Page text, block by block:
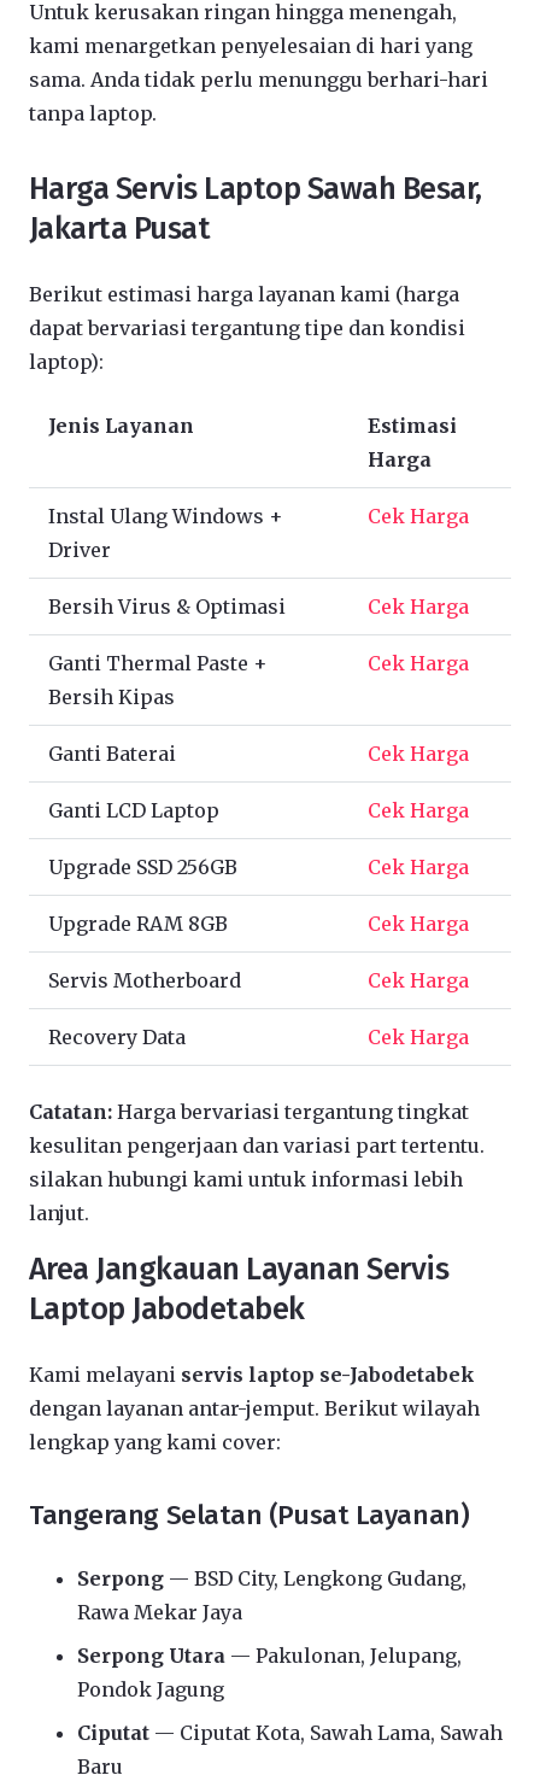
Untuk kerusakan ringan hingga menengah,
kami menargetkan penyelesaian di hari yang
sama. Anda tidak perlu menunggu berhari-hari
tanpa laptop.
Harga Servis Laptop Sawah Besar,
Jakarta Pusat
Berikut estimasi harga layanan kami (harga
dapat bervariasi tergantung tipe dan kondisi
laptop):
Jenis Layanan
Estimasi
Harga
Instal Ulang Windows +
Driver
Cek Harga
Bersih Virus & Optimasi Cek Harga
Ganti Thermal Paste +
Bersih Kipas
Cek Harga
Ganti Baterai Cek Harga
Ganti LCD Laptop Cek Harga
Upgrade SSD 256GB Cek Harga
Upgrade RAM 8GB Cek Harga
Servis Motherboard Cek Harga
Recovery Data Cek Harga
Catatan: Harga bervariasi tergantung tingkat
kesulitan pengerjaan dan variasi part tertentu.
silakan hubungi kami untuk informasi lebih
lanjut.
Area Jangkauan Layanan Servis
Laptop Jabodetabek
Kami melayani servis laptop se-Jabodetabek
dengan layanan antar-jemput. Berikut wilayah
lengkap yang kami cover:
Tangerang Selatan (Pusat Layanan)
Serpong — BSD City, Lengkong Gudang,
Rawa Mekar Jaya
Serpong Utara — Pakulonan, Jelupang,
Pondok Jagung
Ciputat — Ciputat Kota, Sawah Lama, Sawah
Baru